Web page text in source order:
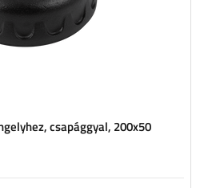
csapággyal, 200x50